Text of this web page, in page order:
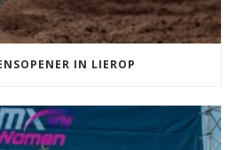
IN LIEROP